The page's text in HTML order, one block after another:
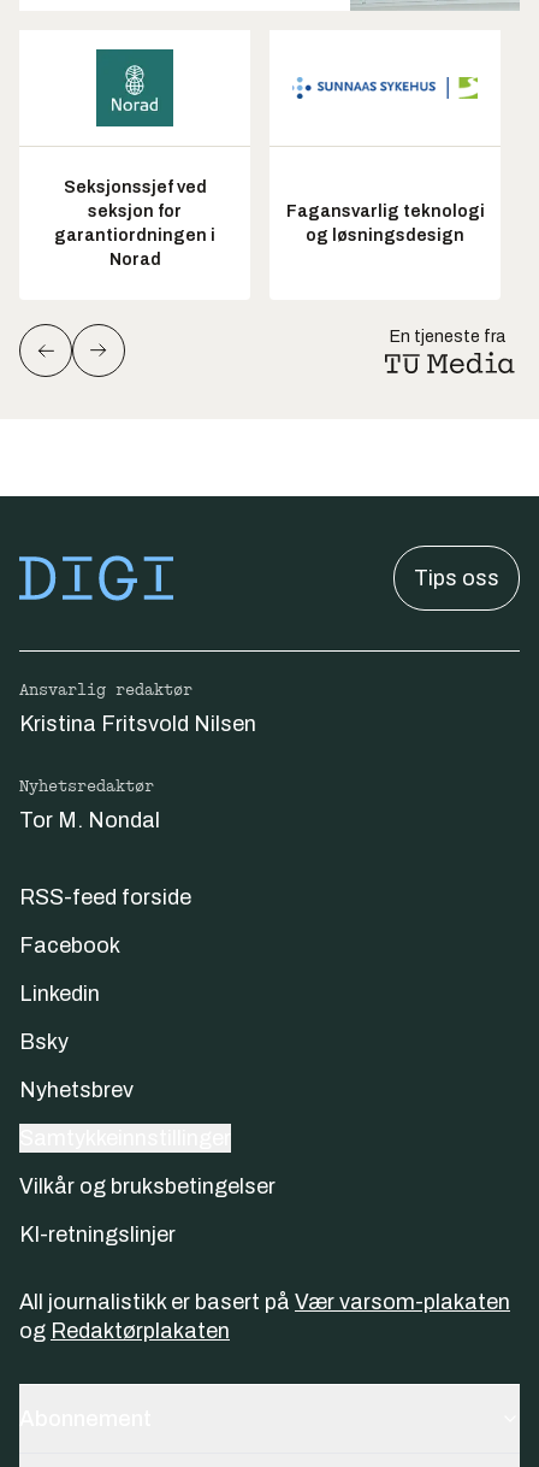
Seksjonssjef ved
seksjon for
garantiordningen i
Norad
Fagansvarlig teknologi
og løsningsdesign
En tjeneste fra
Tips oss
Ansvarlig redaktør
Kristina Fritsvold Nilsen
Nyhetsredaktør
Tor M. Nondal
RSS-feed forside
Facebook
Linkedin
Bsky
Nyhetsbrev
Vilkår og bruksbetingelser
KI-retningslinjer
All journalistikk er basert på Vær varsom-plakaten
og Redaktørplakaten